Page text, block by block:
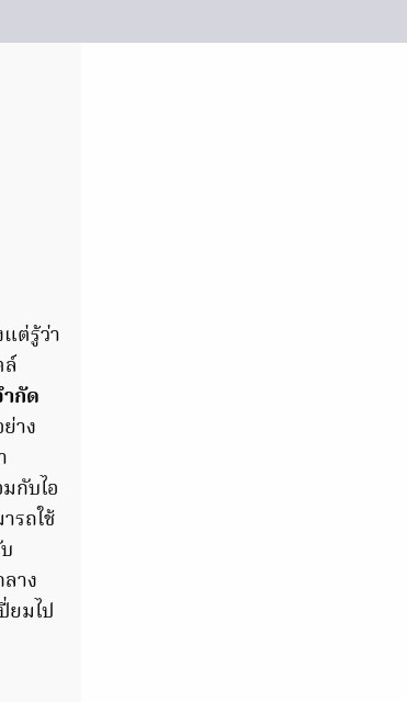
ต่รู้ว่า
ล์
กัด
าง
กับไอ
รถใช้
าง
ยมไป